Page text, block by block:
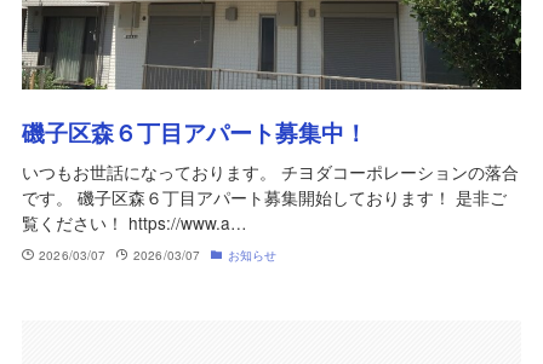
磯子区森６丁目アパート募集中！
いつもお世話になっております。 チヨダコーポレーションの落合
です。 磯子区森６丁目アパート募集開始しております！ 是非ご
覧ください！ https://www.a…
2026/03/07 2026/03/07 お知らせ